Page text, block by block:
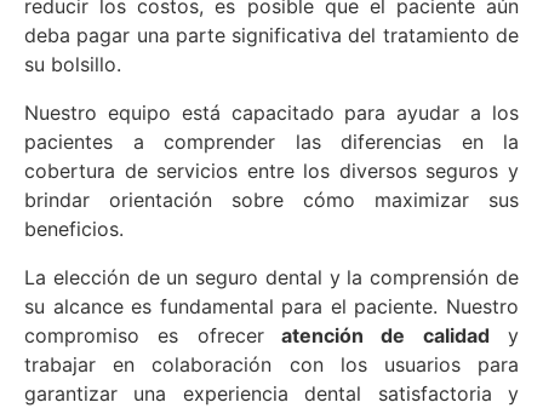
reducir los costos, es posible que el paciente aún
deba pagar una parte significativa del tratamiento de
su bolsillo.
Nuestro equipo está capacitado para ayudar a los
pacientes a comprender las diferencias en la
cobertura de servicios entre los diversos seguros y
brindar orientación sobre cómo maximizar sus
beneficios.
La elección de un seguro dental y la comprensión de
su alcance es fundamental para el paciente. Nuestro
compromiso es ofreceratención de calidady
trabajar en colaboración con los usuarios para
garantizar una experiencia dental satisfactoria y